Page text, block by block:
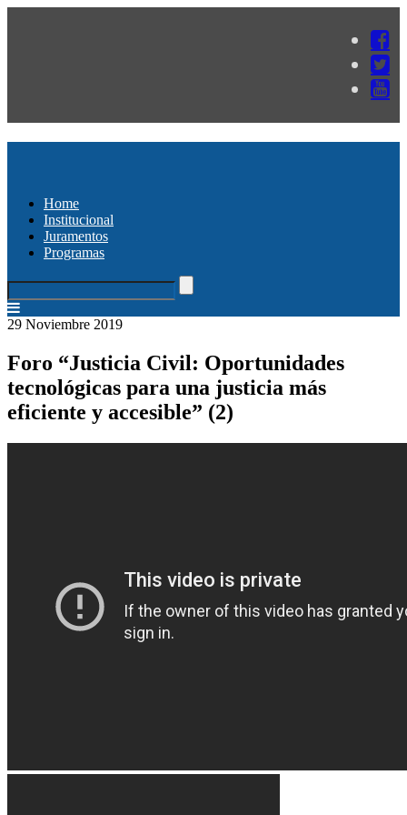
Home
Institucional
Juramentos
Programas
29 Noviembre 2019
Foro “Justicia Civil: Oportunidades
tecnológicas para una justicia más
eficiente y accesible” (2)